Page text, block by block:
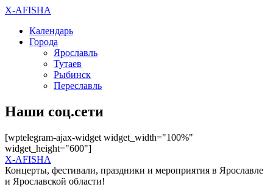
X-AFISHA
Календарь
Города
Ярославль
Тутаев
Рыбинск
Переславль
Наши соц.сети
[wptelegram-ajax-widget widget_width="100%"
widget_height="600"]
X-AFISHA
Концерты, фестивали, праздники и мероприятия в Ярославле
и Ярославской области!